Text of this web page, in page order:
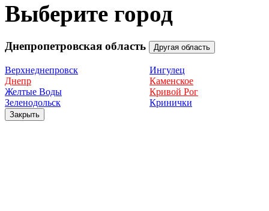
Выберите город
Днепропетровская область Другая область
Верхнеднепровск
Днепр
Желтые Воды
Зеленодольск
Ингулец
Каменское
Кривой Рог
Кринички
Закрыть